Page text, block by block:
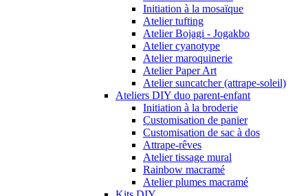
Initiation à la mosaïque
Atelier tufting
Atelier Bojagi - Jogakbo
Atelier cyanotype
Atelier maroquinerie
Atelier Paper Art
Atelier suncatcher (attrape-soleil)
Ateliers DIY duo parent-enfant
Initiation à la broderie
Customisation de panier
Customisation de sac à dos
Attrape-rêves
Atelier tissage mural
Rainbow macramé
Atelier plumes macramé